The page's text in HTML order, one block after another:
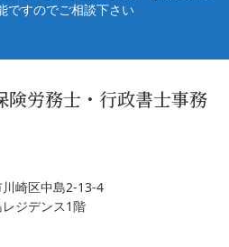
ですのでご相談下さい
険労務士・行政書士事務
崎区中島2-13-4
ジデンス1階